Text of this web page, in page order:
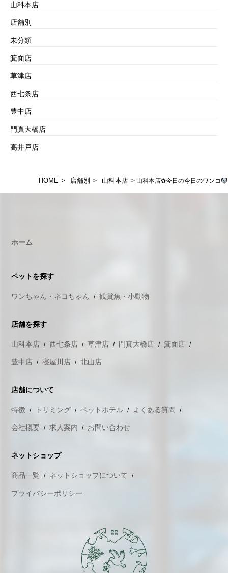
山科本店
店舗別
未分類
箕面店
草津店
西七条店
豊中店
門真大橋店
高井戸店
HOME > 店舗別 > 山科本店 > 山科本店✿今日の今日のワンコ
ホーム
ペットを探す
ワンちゃん・ネコちゃん 観賞魚・小動物
店舗を探す
山科本店 西七条店 草津店 門真大橋店 箕面店
豊中店 寝屋川店 北山店
店舗について
特徴 トリミング ペットホテル よくある質問
会社概要 求人案内 お問い合わせ
ネットショップ
商品一覧 ネットショップについて
プライバシーポリシー